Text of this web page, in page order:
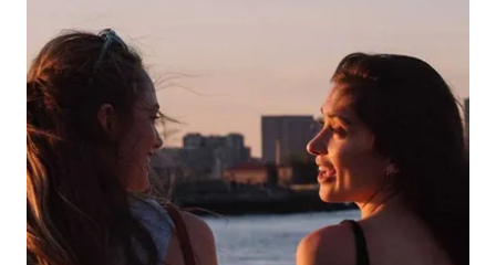
Nos offres
Bureaux
Trouver un bureau
A propos de nous
Qui sommes-nous ?
EF recrute